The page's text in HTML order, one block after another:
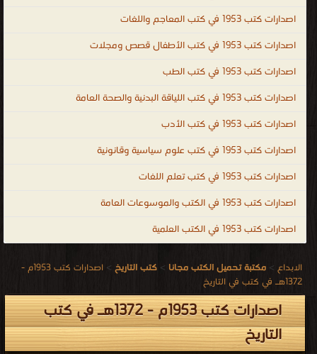
history in urdu ، islamic history books in malayalam التاريخ
اصدارات كتب 1953 في كتب المعاجم واللغات
اصدارات كتب 1953 في كتب الأطفال قصص ومجلات
اصدارات كتب 1953 في كتب الطب
اصدارات كتب 1953 في كتب اللياقة البدنية والصحة العامة
اصدارات كتب 1953 في كتب الأدب
اصدارات كتب 1953 في كتب علوم سياسية وقانونية
اصدارات كتب 1953 في كتب تعلم اللغات
اصدارات كتب 1953 في الكتب والموسوعات العامة
اصدارات كتب 1953 في الكتب العلمية
الابداع > مكتبة تحميل الكتب مجانا > كتب التاريخ >
اصدارات كتب 1953م -
1372هـ في كتب في التاريخ
اصدارات كتب 1953م - 1372هـ في كتب
التاريخ